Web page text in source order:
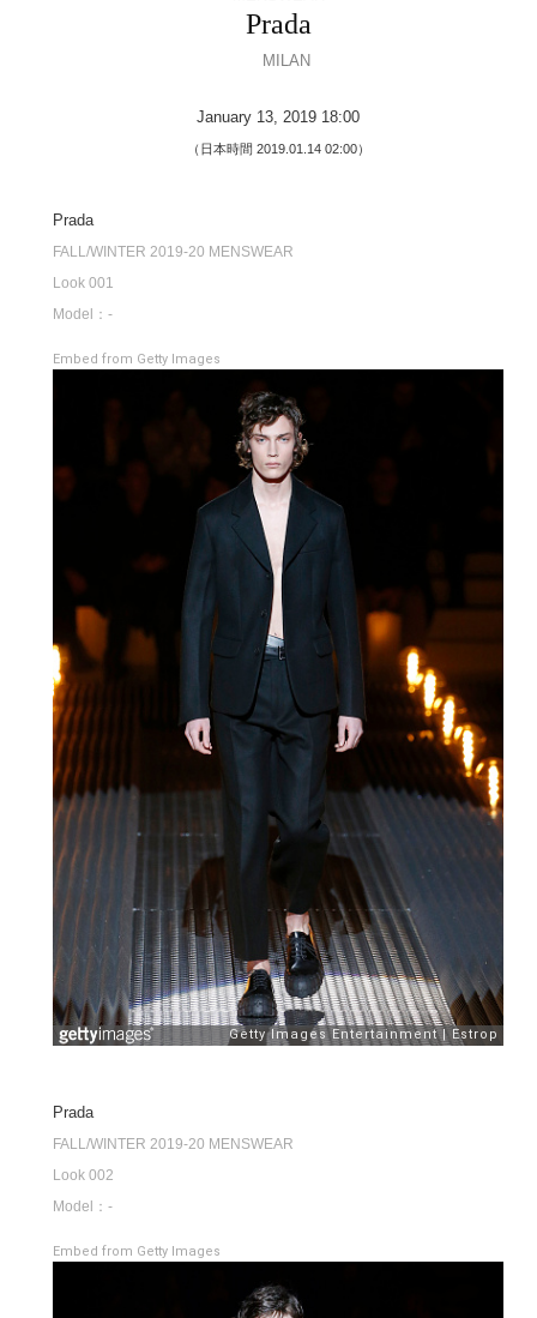
Prada
MILAN
January 13, 2019 18:00
（日本時間 2019.01.14 02:00）
Prada
FALL/WINTER 2019-20 MENSWEAR
Look 001
Model：-
Embed from Getty Images
Prada
FALL/WINTER 2019-20 MENSWEAR
Look 002
Model：-
Embed from Getty Images